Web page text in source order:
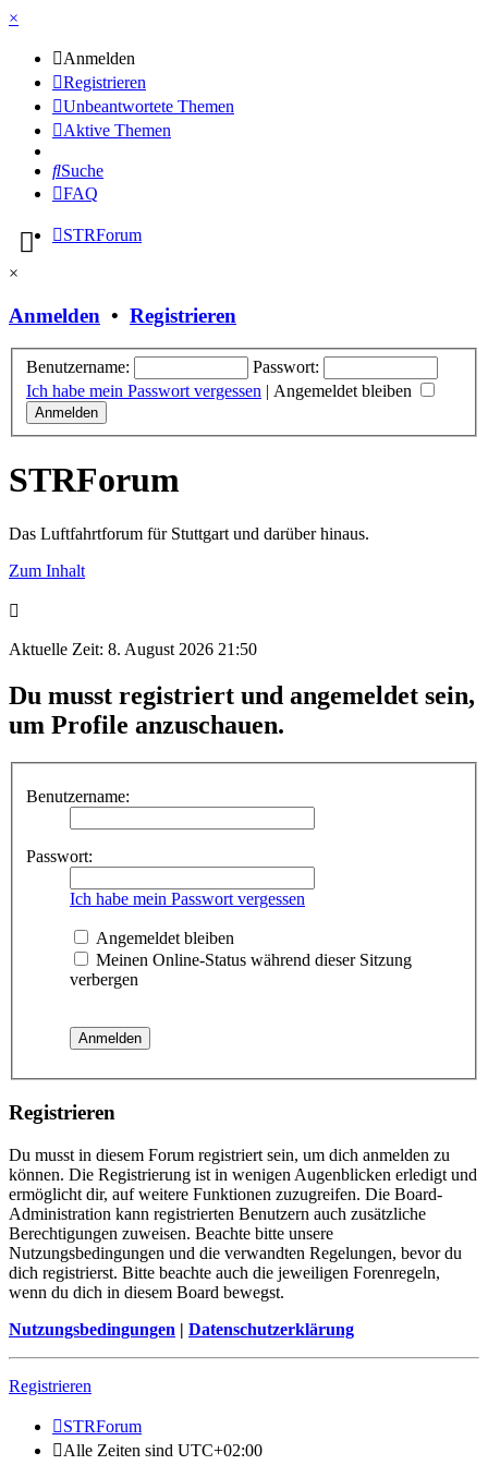
×
Anmelden
Registrieren
Unbeantwortete Themen
Aktive Themen
Suche
FAQ
STRForum
×
Anmelden • Registrieren
Benutzername:
Passwort:
Ich habe mein Passwort vergessen | Angemeldet bleiben
STRForum
Das Luftfahrtforum für Stuttgart und darüber hinaus.
Zum Inhalt
Aktuelle Zeit: 8. August 2026 21:50
Du musst registriert und angemeldet sein,
um Profile anzuschauen.
Benutzername:
Passwort:
Ich habe mein Passwort vergessen
Angemeldet bleiben
Meinen Online-Status während dieser Sitzung
verbergen
Registrieren
Du musst in diesem Forum registriert sein, um dich anmelden zu
können. Die Registrierung ist in wenigen Augenblicken erledigt und
ermöglicht dir, auf weitere Funktionen zuzugreifen. Die Board-
Administration kann registrierten Benutzern auch zusätzliche
Berechtigungen zuweisen. Beachte bitte unsere
Nutzungsbedingungen und die verwandten Regelungen, bevor du
dich registrierst. Bitte beachte auch die jeweiligen Forenregeln,
wenn du dich in diesem Board bewegst.
Nutzungsbedingungen | Datenschutzerklärung
Registrieren
STRForum
Alle Zeiten sind UTC+02:00